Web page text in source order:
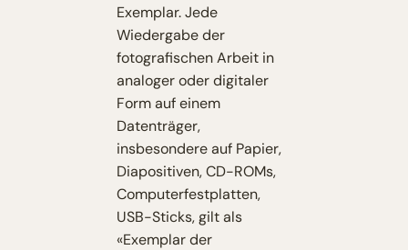
Exemplar. Jede
Wiedergabe der
fotografischen Arbeit in
analoger oder digitaler
Form auf einem
Datenträger,
insbesondere auf Papier,
Diapositiven, CD-ROMs,
Computerfestplatten,
USB-Sticks, gilt als
«Exemplar der